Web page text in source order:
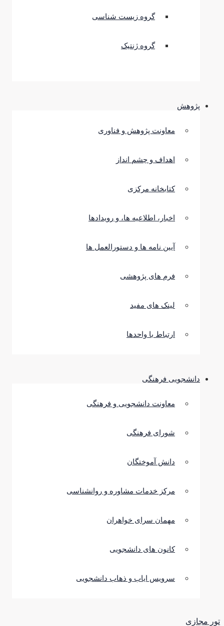
گروه زیست شناسی
گروه ژنتیک
پژوهش
معاونت پژوهش و فناوری
اهداف و چشم انداز
کتابخانه مرکزی
اخبار، اطلاعیه ها، و رویدادها
آیین نامه ها و دستورالعمل ها
فرم های پژوهشی
لینک های مفید
ارتباط با واحدها
دانشجویی فرهنگی
معاونت دانشجویی و فرهنگی
شورای فرهنگی
دانش آموختگان
مرکز خدمات مشاوره و روانشناسی
مهمان سرای خواهران
کانون های دانشجویی
سرویس ایاب و ذهاب دانشجویی
مجازی